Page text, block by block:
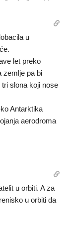
u
let preko
zemlje pa bi
slona koji nose
Antarktika
aerodroma
u orbiti. A za
u orbiti da